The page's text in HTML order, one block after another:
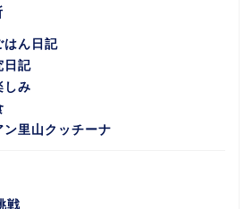
はん日記
日記
しみ
ン里山クッチーナ
戦